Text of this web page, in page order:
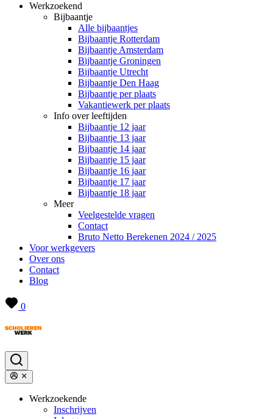
Werkzoekend
Bijbaantje
Alle bijbaantjes
Bijbaantje Rotterdam
Bijbaantje Amsterdam
Bijbaantje Groningen
Bijbaantje Utrecht
Bijbaantje Den Haag
Bijbaantje per plaats
Vakantiewerk per plaats
Info over leeftijden
Bijbaantje 12 jaar
Bijbaantje 13 jaar
Bijbaantje 14 jaar
Bijbaantje 15 jaar
Bijbaantje 16 jaar
Bijbaantje 17 jaar
Bijbaantje 18 jaar
Meer
Veelgestelde vragen
Contact
Bruto Netto Berekenen 2024 / 2025
Voor werkgevers
Over ons
Contact
Blog
0
Werkzoekende
Inschrijven